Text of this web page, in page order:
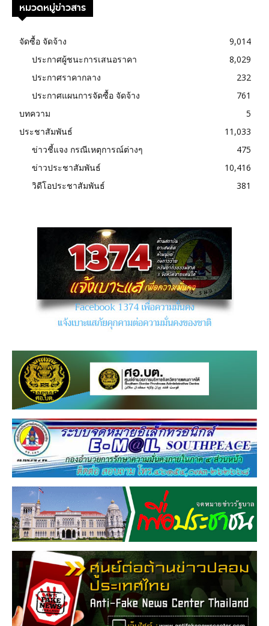
หมวดหมู่ข่าวสาร
จัดซื้อ จัดจ้าง
9,014
ประกาศผู้ชนะการเสนอราคา
8,029
ประกาศราคากลาง
232
ประกาศแผนการจัดซื้อ จัดจ้าง
761
บทความ
5
ประชาสัมพันธ์
11,033
ข่าวชี้แจง กรณีเหตุการณ์ต่างๆ
475
ข่าวประชาสัมพันธ์
10,416
วิดีโอประชาสัมพันธ์
381